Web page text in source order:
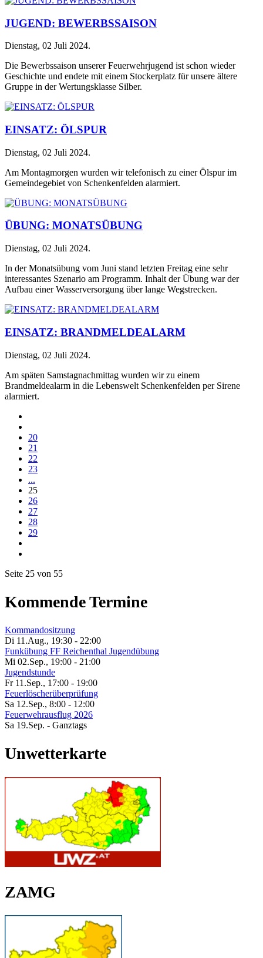
JUGEND: BEWERBSSAISON
Dienstag, 02 Juli 2024.
Die Bewerbssaison unserer Feuerwehrjugend ist schon wieder
Geschichte und endete mit einem Stockerplatz für unsere ältere
Gruppe in der Wertungsklasse Silber.
EINSATZ: ÖLSPUR
Dienstag, 02 Juli 2024.
Am Montagmorgen wurden wir telefonisch zu einer Ölspur im
Gemeindegebiet von Schenkenfelden alarmiert.
ÜBUNG: MONATSÜBUNG
Dienstag, 02 Juli 2024.
In der Monatsübung vom Juni stand letzten Freitag eine sehr
interessantes Szenario am Programm. Inhalt der Übung war der
Aufbau einer Wasserversorgung über lange Wegstrecken.
EINSATZ: BRANDMELDEALARM
Dienstag, 02 Juli 2024.
Am späten Samstagnachmittag wurden wir zu einem
Brandmeldealarm in die Lebenswelt Schenkenfelden per Sirene
alarmiert.
20
21
22
23
...
25
26
27
28
29
Seite 25 von 55
Kommende Termine
Kommandositzung
Di 11.Aug., 19:30 - 22:00
Funkübung FF Reichenthal Jugendübung
Mi 02.Sep., 19:00 - 21:00
Jugendstunde
Fr 11.Sep., 17:00 - 19:00
Feuerlöscherüberprüfung
Sa 12.Sep., 8:00 - 12:00
Feuerwehrausflug 2026
Sa 19.Sep. - Ganztags
Unwetterkarte
ZAMG